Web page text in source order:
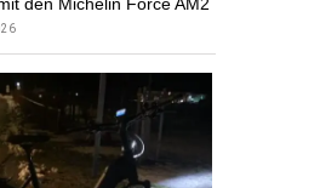
den Michelin Force AM2